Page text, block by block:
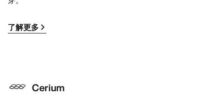
了解更多
Cerium